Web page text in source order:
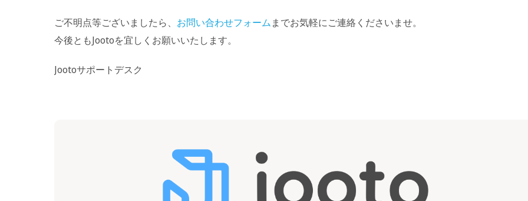
ご不明点等ございましたら、 お問い合わせフォームまでお気軽にご連絡くださいませ。
今後ともJootoを宜しくお願いいたします。
Jootoサポートデスク